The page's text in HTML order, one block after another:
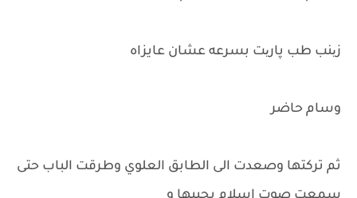
زینب طب پاریت بسرعه عشان عايزاه
وسام حاضر
ثم تركتها وصعدت الى الطابق العلوي وطرقت الباب حتى